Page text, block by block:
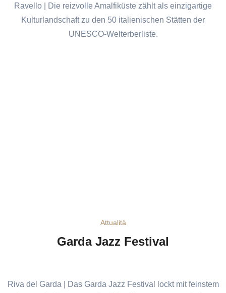
Ravello | Die reizvolle Amalfiküste zählt als einzigartige
Kulturlandschaft zu den 50 italienischen Stätten der
UNESCO-Welterberliste.
Attualità
Garda Jazz Festival
Riva del Garda | Das Garda Jazz Festival lockt mit feinstem